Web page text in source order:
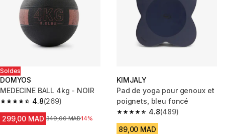
Soldes
DOMYOS
MEDECINE BALL 4kg - NOIR
4.8
4.8 out of 5 stars from 269 reviews
(269)
299,00 MAD Prix avant la réduction
349,00 MAD14%
KIMJALY
Pad de yoga pour genoux et
poignets, bleu foncé
4.8
4.8 out of 5 stars from 489
(489)
89,00 MAD